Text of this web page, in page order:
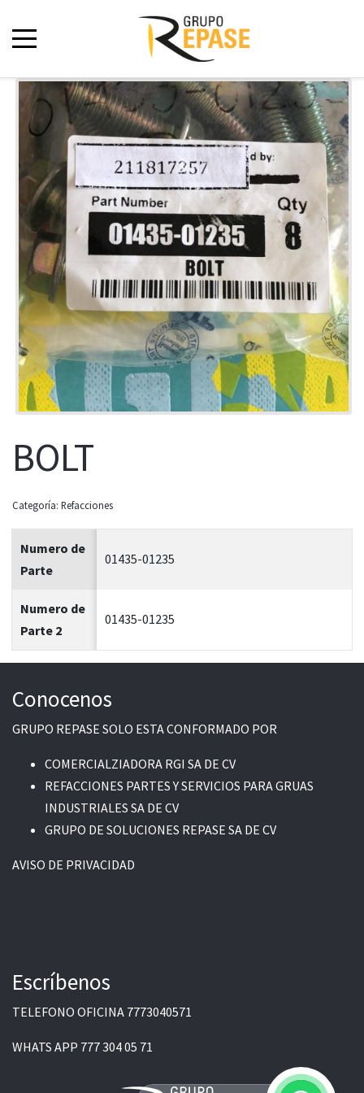
BOLT
Categoría: Refacciones
Numero de
Parte
01435-01235
Numero de
Parte 2
01435-01235
Conocenos
GRUPO REPASE SOLO ESTA CONFORMADO POR
COMERCIALZIADORA RGI SA DE CV
REFACCIONES PARTES Y SERVICIOS PARA GRUAS
INDUSTRIALES SA DE CV
GRUPO DE SOLUCIONES REPASE SA DE CV
AVISO DE PRIVACIDAD
Escríbenos
TELEFONO OFICINA 7773040571
WHATS APP 777 304 05 71